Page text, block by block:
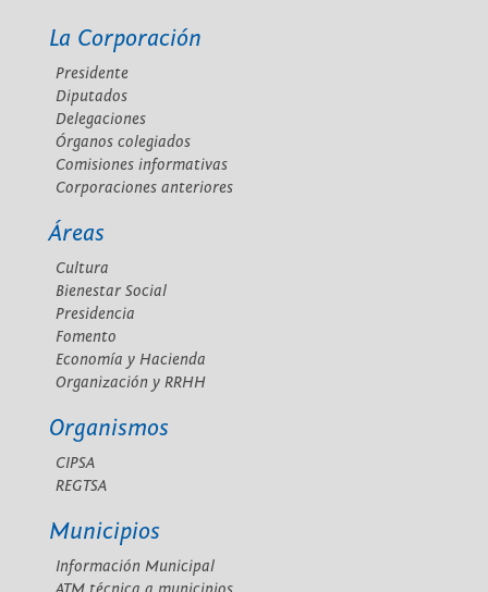
La Corporación
Presidente
Diputados
Delegaciones
Órganos colegiados
Comisiones informativas
Corporaciones anteriores
Áreas
Cultura
Bienestar Social
Presidencia
Fomento
Economía y Hacienda
Organización y RRHH
Organismos
CIPSA
REGTSA
Municipios
Información Municipal